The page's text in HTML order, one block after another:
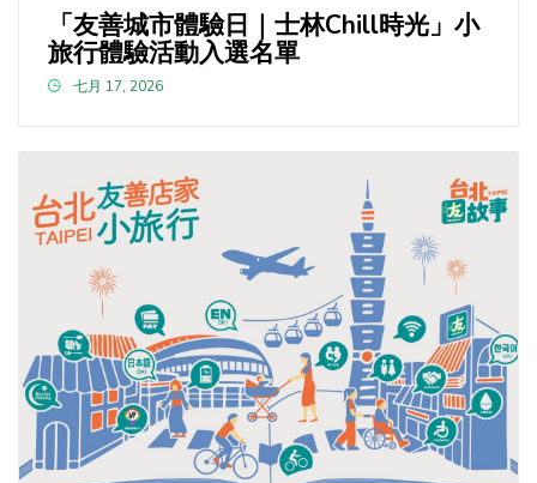
「友善城市體驗日｜士林Chill時光」小
旅行體驗活動入選名單
七月 17, 2026